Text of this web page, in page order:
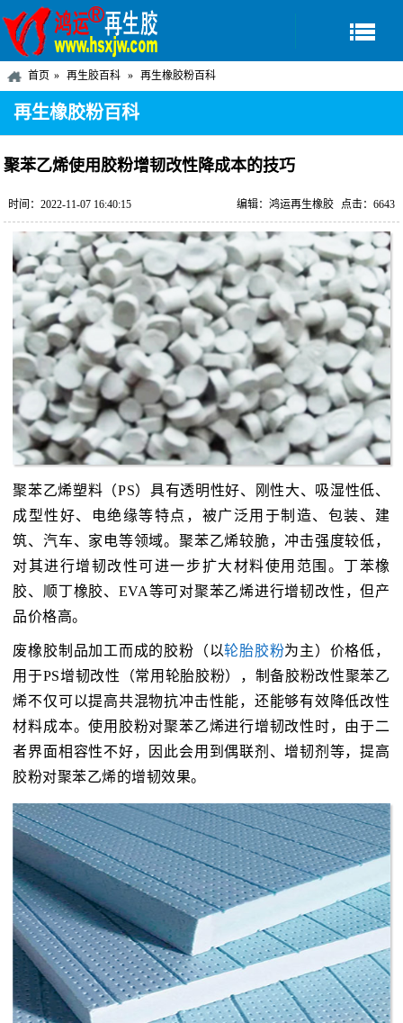
首页 再生胶百科 再生橡胶粉百科
再生橡胶粉百科
聚苯乙烯使用胶粉增韧改性降成本的技巧
时间：2022-11-07 16:40:15 点击：6643
编辑：鸿运再生橡胶
聚苯乙烯塑料（PS）具有透明性好、刚性大、吸湿性低、
成型性好、电绝缘等特点，被广泛用于制造、包装、建
筑、汽车、家电等领域。聚苯乙烯较脆，冲击强度较低，
对其进行增韧改性可进一步扩大材料使用范围。丁苯橡
胶、顺丁橡胶、EVA等可对聚苯乙烯进行增韧改性，但产
品价格高。
废橡胶制品加工而成的胶粉（以轮胎胶粉为主）价格低，
用于PS增韧改性（常用轮胎胶粉），制备胶粉改性聚苯乙
烯不仅可以提高共混物抗冲击性能，还能够有效降低改性
材料成本。使用胶粉对聚苯乙烯进行增韧改性时，由于二
者界面相容性不好，因此会用到偶联剂、增韧剂等，提高
胶粉对聚苯乙烯的增韧效果。